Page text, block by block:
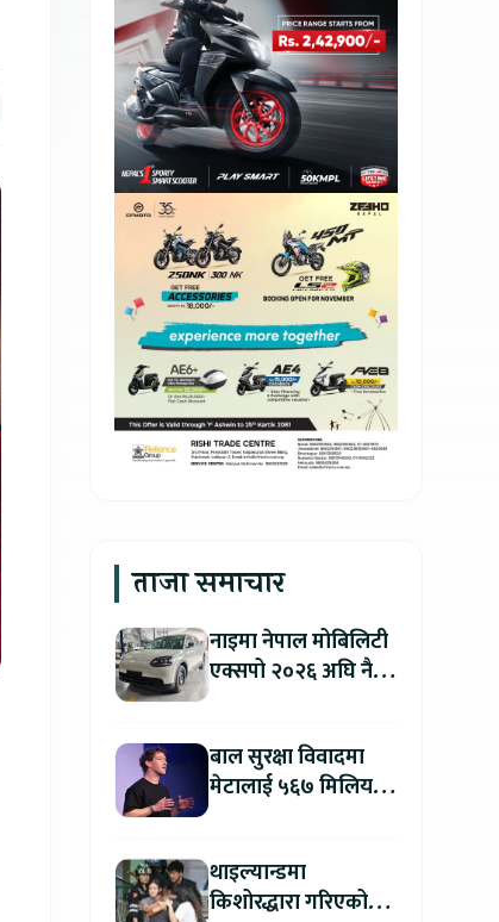
ताजा समाचार
नाइमा नेपाल मोबिलिटी
एक्सपो २०२६ अघि नै
बाल सुरक्षा विवादमा
मेटालाई ५६७ मिलियन
थाइल्यान्डमा
किशोरद्धारा गरिएको